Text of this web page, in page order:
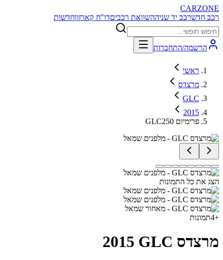
CARZONE
רכב חדשרכב יד שניההשוואת רכביםדו"ח קארזוןחדשות
הרשמה/התחברות
ראשי
מרצדס
GLC
2015
GLC250 פרימיום
הצג את כל התמונות
+
4תמונות
מרצדס GLC 2015